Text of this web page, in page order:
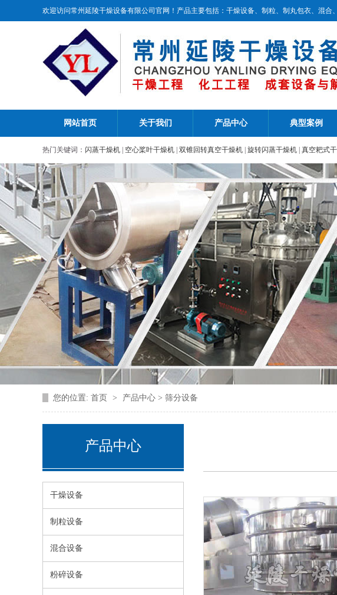
欢迎访问常州延陵干燥设备有限公司官网！产品主要包括：干燥设备、制粒、制丸包衣、混合
网站首页 关于我们 产品中心 典型案例
热门关键词： 闪蒸干燥机 空心桨叶干燥机 双锥回转真空干燥机 旋转闪蒸干燥机 真空耙式
机|振动流化床干燥机 热风循环烘箱
您的位置: 首页 > 产品中心 > 筛分设备
产品中心
干燥设备
制粒设备
混合设备
粉碎设备